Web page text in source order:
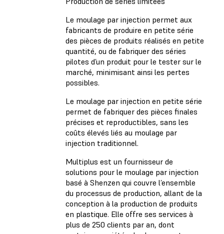
Le moulage par injection permet aux
fabricants de produire en petite série
des pièces de produits réalisés en petite
quantité, ou de fabriquer des séries
pilotes d’un produit pour le tester sur le
marché, minimisant ainsi les pertes
possibles.
Le moulage par injection en petite série
permet de fabriquer des pièces finales
précises et reproductibles, sans les
coûts élevés liés au moulage par
injection traditionnel.
Multiplus est un fournisseur de
solutions pour le moulage par injection
basé à Shenzen qui couvre l’ensemble
du processus de production, allant de la
conception à la production de produits
en plastique. Elle offre ses services à
plus de 250 clients par an, dont